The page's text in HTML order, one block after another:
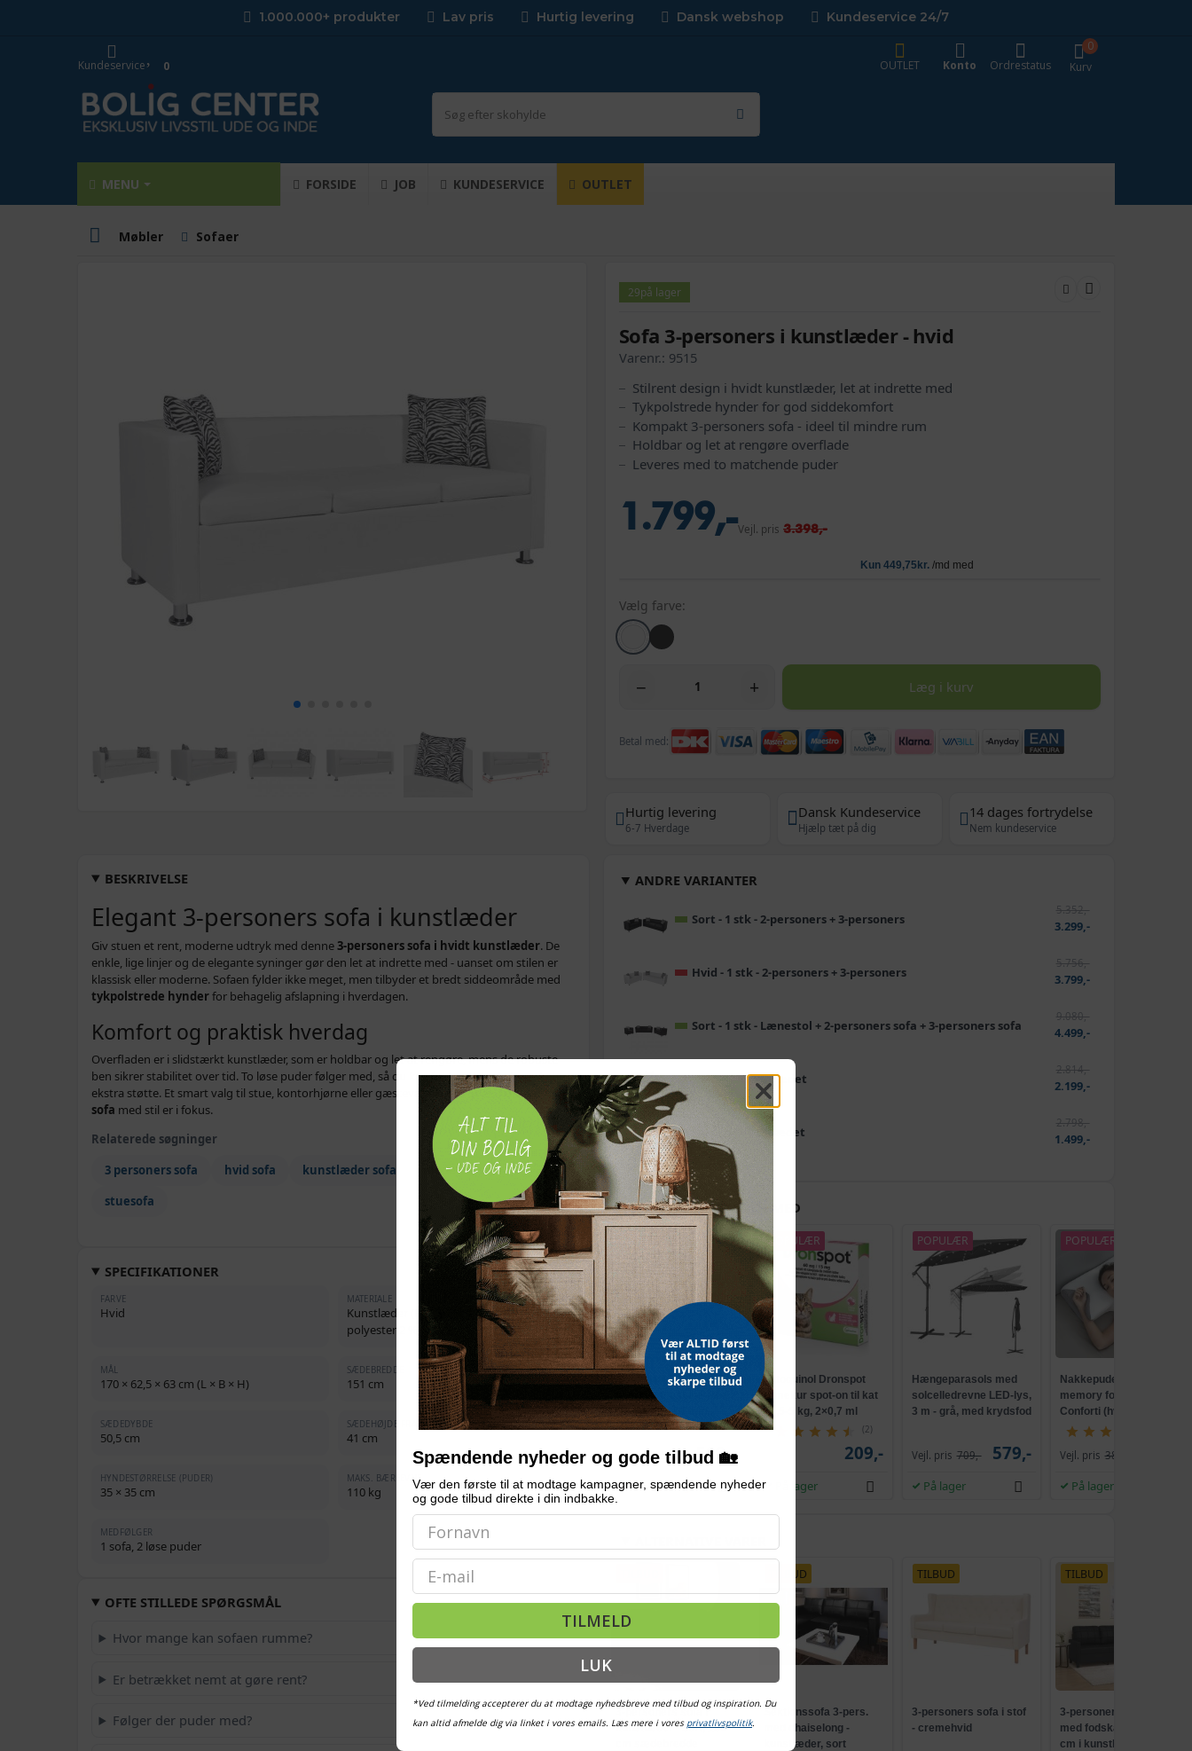
1.000.000+ produkter Lav pris Hurtig levering Dansk webshop Kundeservice 24/7
Kurv
0
OUTLET
Konto Ordrestatus
Kundeservice 0
MENU FORSIDE JOB KUNDESERVICE OUTLET
Møbler Sofaer
29på lager
Sofa 3-personers i kunstlæder - hvid
Varenr.: 9515
Stilrent design i hvidt kunstlæder, let at indrette med
Tykpolstrede hynder for god siddekomfort
Kompakt 3-personers sofa - ideel til mindre rum
Holdbar og let at rengøre overflade
Leveres med to matchende puder
1.799,-Vejl. pris 3.398,-
Vælg farve:
− + Læg i kurv
Betal med:
Hurtig levering
6-7 Hverdage
Dansk Kundeservice
Hjælp tæt på dig
14 dages fortrydelse
Nem kundeservice
BESKRIVELSE
Elegant 3-personers sofa i kunstlæder
Giv stuen et rent, moderne udtryk med denne3-personers sofa i hvidt kunstlæder. De
enkle, lige linjer og de elegante syninger gør den let at indrette med - uanset om stilen er
klassisk eller moderne. Sofaen fylder ikke meget, men tilbyder et bredt siddeområde med
tykpolstrede hynderfor behagelig afslapning i hverdagen.
Komfort og praktisk hverdag
Overfladen er i slidstærkt kunstlæder, som er holdbar og let at rengøre, mens de robuste
ben sikrer stabilitet over tid. To løse puder følger med, så du kan fuldende looket og skabe
ekstra støtte. Et smart valg til stue, kontorhjørne eller gæsteværelse, hvor enkompakt
sofa med stil er i fokus.
Relaterede søgninger
3 personers sofa
hvid sofa kunstlæder sofa
moderne sofa
stuesofa
SPECIFIKATIONER
FARVE
Hvid
MATERIALE
Kunstlæder (PVC 94 %, bomuld 4 %,
polyester 2 %)
MÅL
170 × 62,5 × 63 cm (L × B × H)
SÆDEBREDDE
151 cm
SÆDEDYBDE
50,5 cm
SÆDEHØJDE FRA GULV
41 cm
HYNDESTØRRELSE (PUDER)
35 × 35 cm
MAKS. BÆREEVNE
110 kg
MEDFØLGER
1 sofa, 2 løse puder
OFTE STILLEDE SPØRGSMÅL
Hvor mange kan sofaen rumme?
Er betrækket nemt at gøre rent?
Følger der puder med?
ANDRE VARIANTER
Sort - 1 stk - 2-personers + 3-personers
5.352,-
3.299,-
Hvid - 1 stk - 2-personers + 3-personers
5.756,-
3.799,-
Sort - 1 stk - Lænestol + 2-personers sofa + 3-personers sofa
9.080,-
4.499,-
Hvid - 1 stk - 2-sædet
2.814,-
2.199,-
Sort - 1 stk - 2-sædet
2.798,-
1.499,-
OFTE KØBT SAMMEN MED
POPULÆR
Bordmodel
isterningmaskine - 9
terninger på 6 min.,
selvrensende, sort
Vejl. pris 569,- 509,-
Snart på lager
POPULÆR
Vetoquinol Dronspot
ormekur spot-on til kat
- 2,5-5 kg, 2×0,7 ml
(2)
209,-
På lager
POPULÆR
Hængeparasols med
solcelledrevne LED-lys,
3 m - grå, med krydsfod
Vejl. pris 709,- 579,-
På lager
POPULÆR
Nakkepude med
memory foam -
Conforti (hvid/grå)
Vejl. pris 386,-
På lager
3-personers sofa i
kunstlæder - sort, 180
TILBUD
Sektionssofa 3-pers.
med chaiselong -
kunstlæder, sort
TILBUD
3-personers sofa i stof
- cremehvid
TILBUD
3-personers hjørnesofa
med fodskammel 180
cm i kunstlæder - sort
Spændende nyheder og gode tilbud 🏡
Vær den første til at modtage kampagner, spændende nyheder
og gode tilbud direkte i din indbakke.
Email
TILMELD
LUK
*Ved tilmelding accepterer du at modtage nyhedsbreve med tilbud og inspiration. Du
kan altid afmelde dig via linket i vores emails. Læs mere i vores privatlivspolitik.